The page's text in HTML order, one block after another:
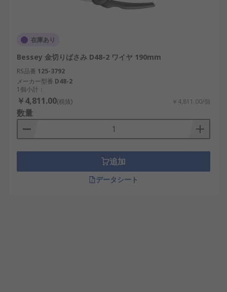
在庫あり
Bessey 金切りばさみ D48-2 ワイヤ 190mm
RS品番 125-3792
メーカー型番 D48-2
1個小計：
￥4,811.00(税抜) ￥4,811.00/個
数量
追加
データシート